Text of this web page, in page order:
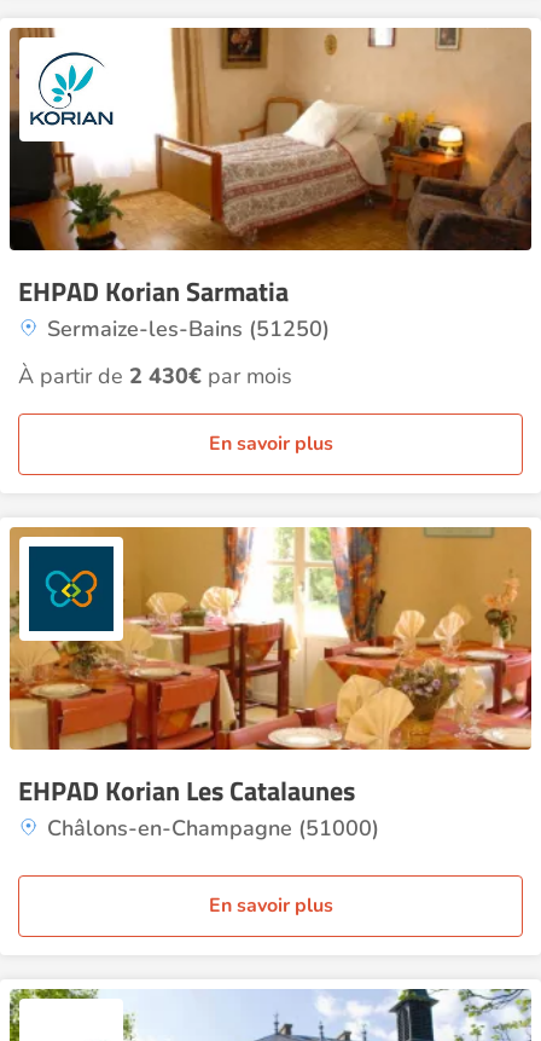
EHPAD Korian Sarmatia
Sermaize-les-Bains (51250)
À partir de 2 430€ par mois
En savoir plus
EHPAD Korian Les Catalaunes
Châlons-en-Champagne (51000)
En savoir plus